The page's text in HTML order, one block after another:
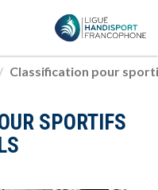
Classification pour
SPORTIFS